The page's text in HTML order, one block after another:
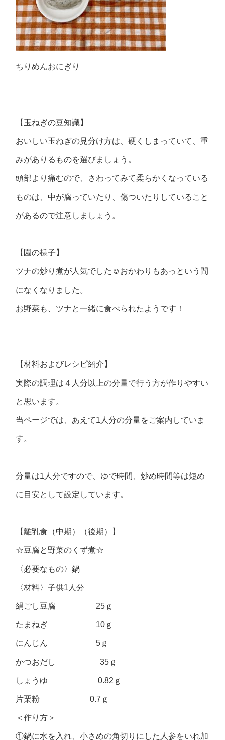
ちりめんおにぎり
【玉ねぎの豆知識】
おいしい玉ねぎの見分け方は、硬くしまっていて、重
みがありるものを選びましょう。
頭部より痛むので、さわってみて柔らかくなっている
ものは、中が腐っていたり、傷ついたりしていること
があるので注意しましょう。
【園の様子】
ツナの炒り煮が人気でした☺おかわりもあっという間
になくなりました。
お野菜も、ツナと一緒に食べられたようです！
【材料およびレシピ紹介】
実際の調理は４人分以上の分量で行う方が作りやすい
と思います。
当ページでは、あえて1人分の分量をご案内していま
す。
分量は1人分ですので、ゆで時間、炒め時間等は短め
に目安として設定しています。
【離乳食（中期）（後期）】
☆豆腐と野菜のくず煮☆
〈必要なもの〉鍋
〈材料〉子供1人分
絹ごし豆腐 25ｇ
たまねぎ 10ｇ
にんじん 5ｇ
かつおだし 35ｇ
しょうゆ 0.82ｇ
片栗粉 0.7ｇ
＜作り方＞
①鍋に水を入れ、小さめの角切りにした人参をいれ加